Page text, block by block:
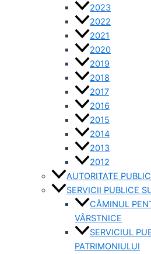
2023
2022
2021
2020
2019
2018
2017
2016
2015
2014
2013
2012
AUTORITATE
SERVICII PUBLICE
CĂMINUL
VÂRSTNICE
SERVICIUL
PATRIMONIULUI